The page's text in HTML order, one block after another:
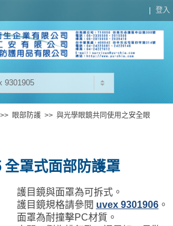
登入
>> 眼部防護 >> 與光學眼鏡共同使用之安全眼
全罩式面部防護罩
護目鏡與面罩為可拆式。
護目鏡規格請參閱 uvex 9301906。
面罩為耐撞擊PC材質。